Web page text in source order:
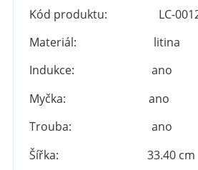
Kód produktu: LC-
Materiál: litina
Indukce: ano
Myčka: ano
Trouba: ano
Šířka: 33.40 cm